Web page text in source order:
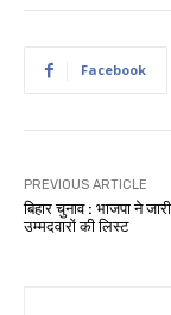
Facebook
PREVIOUS ARTICLE
बिहार चुनाव : भाजपा ने
उम्मदवारों की लिस्ट